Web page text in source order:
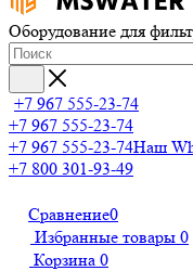
Оборудование для
+7 967 555-23-74
+7 967 555-23-74
+7 967 555-23-74Наш
+7 800 301-93-49
Сравнение0
Избранные товары 0
Корзина 0